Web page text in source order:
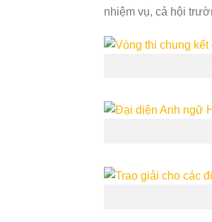
nhiệm vụ, cả hội